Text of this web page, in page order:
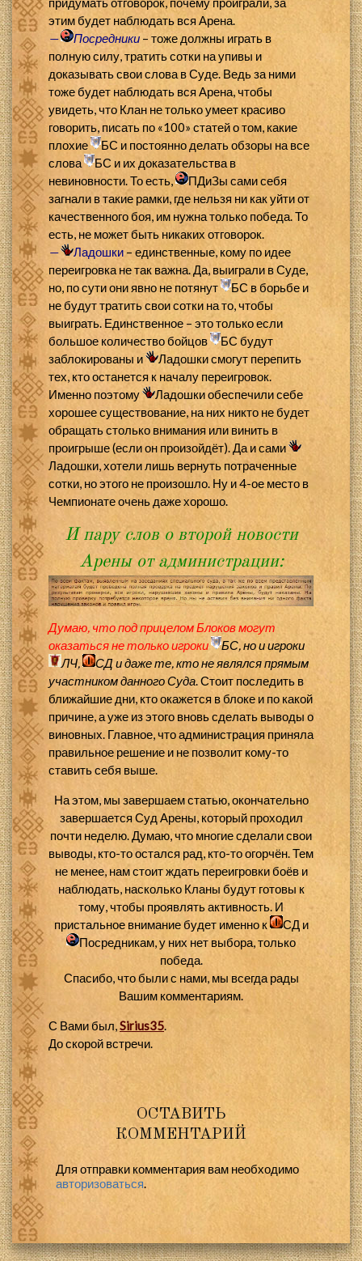
этим будет наблюдать вся Арена.
—
Посредники – тоже должны играть в
полную силу, тратить сотки на упивы и
доказывать свои слова в Суде. Ведь за ними
тоже будет наблюдать вся Арена, чтобы
увидеть, что Клан не только умеет красиво
говорить, писать по «100» статей о том, какие
плохие
БС и постоянно делать обзоры на все
слова
БС и их доказательства в
невиновности. То есть,
ПДиЗы сами себя
загнали в такие рамки, где нельзя ни как уйти от
качественного боя, им нужна только победа. То
есть, не может быть никаких отговорок.
—
Ладошки– единственные, кому по идее
переигровка не так важна. Да, выиграли в Суде,
но, по сути они явно не потянут
БС в борьбе и
не будут тратить свои сотки на то, чтобы
выиграть. Единственное – это только если
большое количество бойцов
БС будут
заблокированы и
Ладошки смогут перепить
тех, кто останется к началу переигровок.
Именно поэтому
Ладошки обеспечили себе
хорошее существование, на них никто не будет
обращать столько внимания или винить в
проигрыше (если он произойдёт). Да и сами
Ладошки, хотели лишь вернуть потраченные
сотки, но этого не произошло. Ну и 4-ое место в
Чемпионате очень даже хорошо.
И пару слов о второй новости
Арены от администрации:
Думаю, что под прицелом Блоков могут
оказаться не только игроки
БС, но и игроки
ЛЧ,
СД и даже те, кто не являлся прямым
участником данного Суда. Стоит последить в
ближайшие дни, кто окажется в блоке и по какой
причине, а уже из этого вновь сделать выводы о
виновных. Главное, что администрация приняла
правильное решение и не позволит кому-то
ставить себя выше.
На этом, мы завершаем статью, окончательно
завершается Суд Арены, который проходил
почти неделю. Думаю, что многие сделали свои
выводы, кто-то остался рад, кто-то огорчён. Тем
не менее, нам стоит ждать переигровки боёв и
наблюдать, насколько Кланы будут готовы к
тому, чтобы проявлять активность. И
пристальное внимание будет именно к
СД и
Посредникам, у них нет выбора, только
победа.
Спасибо, что были с нами, мы всегда рады
Вашим комментариям.
С Вами был,Sirius35.
До скорой встречи.
ОСТАВИТЬ
КОММЕНТАРИЙ
Для отправки комментария вам необходимо
авторизоваться.